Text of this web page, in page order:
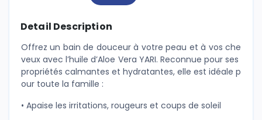
Detail Description
Offrez un bain de douceur à votre peau et à vos che
veux avec l’huile d’Aloe Vera YARI. Reconnue pour ses
propriétés calmantes et hydratantes, elle est idéale p
our toute la famille :
• Apaise les irritations, rougeurs et coups de soleil